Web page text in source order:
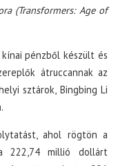
(Transformers: Age of
pénzből készült és
átruccannak az
sztárok, Bingbing Li
ahol rögtön a
222,74 millió dollárt